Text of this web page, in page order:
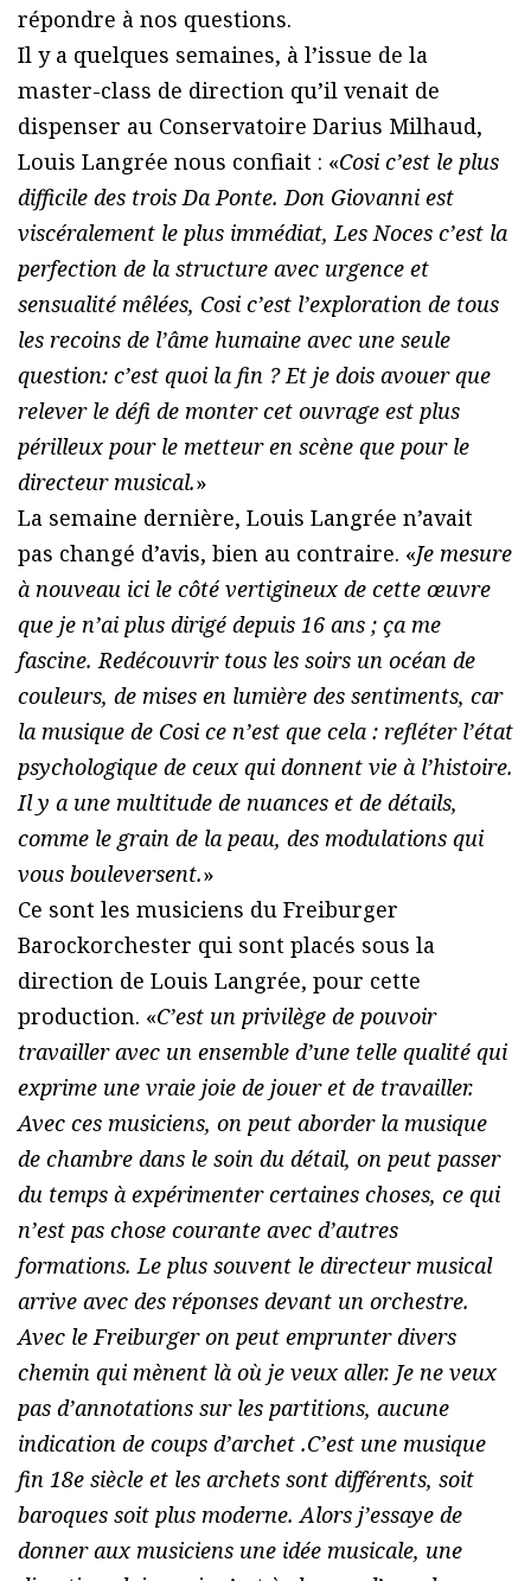
répondre à nos questions.
Il y a quelques semaines, à l’issue de la
master-class de direction qu’il venait de
dispenser au Conservatoire Darius Milhaud,
Louis Langrée nous confiait : «Cosi c’est le plus
difficile des trois Da Ponte. Don Giovanni est
viscéralement le plus immédiat,Les Noces c’est la
perfection de la structure avec urgence et
sensualité mêlées, Cosi c’est l’exploration de tous
les recoins de l’âme humaine avec une seule
question: c’est quoi la fin ? Et je dois avouer que
relever le défi de monter cet ouvrage est plus
périlleux pour le metteur en scène que pour le
directeur musical.»
La semaine dernière, Louis Langrée n’avait
pas changé d’avis, bien au contraire. «Je mesure
à nouveau ici le côté vertigineux de cette œuvre
que je n’ai plus dirigé depuis 16 ans ; ça me
fascine. Redécouvrir tous les soirs un océan de
couleurs, de mises en lumière des sentiments, car
la musique de Cosi ce n’est que cela : refléter l’état
psychologique de ceux qui donnent vie à l’histoire.
Il y a une multitude de nuances et de détails,
comme le grain de la peau, des modulations qui
vous bouleversent.»
Ce sont les musiciens du Freiburger
Barockorchester qui sont placés sous la
direction de Louis Langrée, pour cette
production. «C’est un privilège de pouvoir
travailler avec un ensemble d’une telle qualité qui
exprime une vraie joie de jouer et de travailler.
Avec ces musiciens, on peut aborder la musique
de chambre dans le soin du détail, on peut passer
du temps à expérimenter certaines choses, ce qui
n’est pas chose courante avec d’autres
formations. Le plus souvent le directeur musical
arrive avec des réponses devant un orchestre.
Avec le Freiburger on peut emprunter divers
chemin qui mènent là où je veux aller. Je ne veux
pas d’annotations sur les partitions, aucune
indication de coups d’archet .C’est une musique
fin 18e siècle et les archets sont différents, soit
baroques soit plus moderne. Alors j’essaye de
donner aux musiciens une idée musicale, une